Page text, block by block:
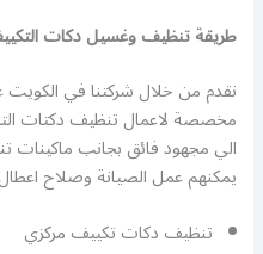
طريقة تنظيف وغسيل دكات
نقدم من خلال شركتنا في
مخصصة لاعمال تنظيف دكتات
الي مجهود فائق بجانب ماكينات
يمكنهم عمل الصيانة وصلاح
تنظيف دكات تكييف مركزي